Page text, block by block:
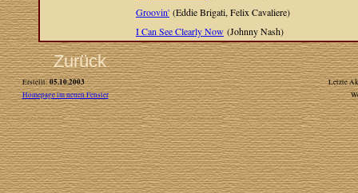
Groovin' (Eddie Brigati, Felix Cavaliere)
I Can See Clearly Now (Johnny Nash)
Zurück
Erstellt:05.10.2003
Letzte
Homepage im neuen Fenster